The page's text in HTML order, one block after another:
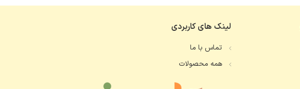
لینک های کاربردی
تماس با ما
همه محصولات